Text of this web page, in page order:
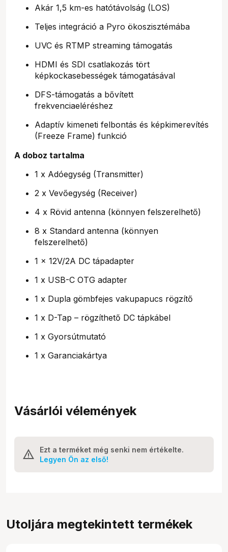
Akár 1,5 km-es hatótávolság (LOS)
Teljes integráció a Pyro ökoszisztémába
UVC és RTMP streaming támogatás
HDMI és SDI csatlakozás tört
képkockasebességek támogatásával
DFS-támogatás a bővített
frekvenciaeléréshez
Adaptív kimeneti felbontás és képkimerevítés
(Freeze Frame) funkció
A doboz tartalma
1 x Adóegység (Transmitter)
2 x Vevőegység (Receiver)
4 x Rövid antenna (könnyen felszerelhető)
8 x Standard antenna (könnyen
felszerelhető)
1 x 12V/2A DC tápadapter
1 x USB-C OTG adapter
1 x Dupla gömbfejes vakupapucs rögzítő
1 x D-Tap – rögzíthető DC tápkábel
1 x Gyorsútmutató
1 x Garanciakártya
Vásárlói vélemények
Ezt a terméket még senki nem értékelte.
Legyen Ön az első!
Utoljára megtekintett termékek